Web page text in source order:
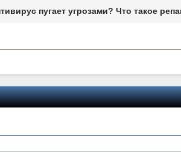
пугает угрозами? Что такое